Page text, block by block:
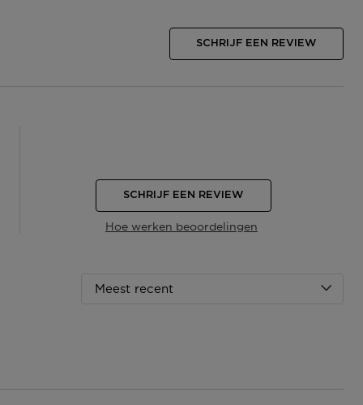
SCHRIJF EEN REVIEW
Hoe werken beoordelingen
SCHRIJF EEN REVIEW
Meest recent